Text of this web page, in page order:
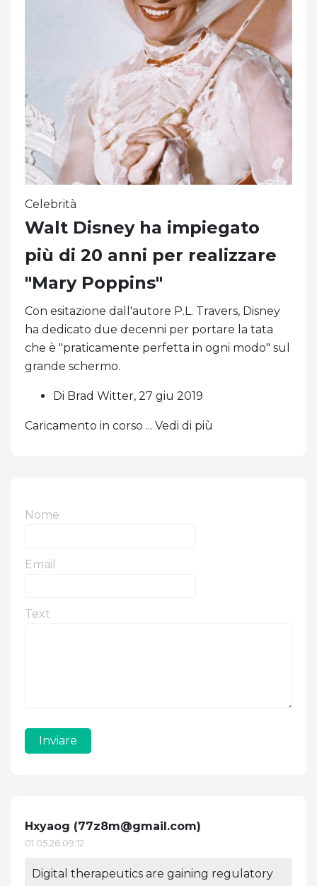
Celebrità
Walt Disney ha impiegato
più di 20 anni per realizzare
"Mary Poppins"
Con esitazione dall'autore P.L. Travers, Disney
ha dedicato due decenni per portare la tata
che è "praticamente perfetta in ogni modo" sul
grande schermo.
Di Brad Witter, 27 giu 2019
Caricamento in corso ... Vedi di più
Nome
Email
Text
Inviare
Hxyaog (77z8m@gmail.com)
01.05.26 09:12
Digital therapeutics are gaining regulatory